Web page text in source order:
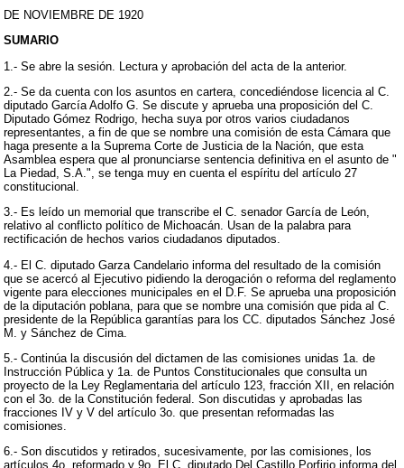
DE NOVIEMBRE DE 1920
SUMARIO
1.- Se abre la sesión. Lectura y aprobación del acta de la anterior.
2.- Se da cuenta con los asuntos en cartera, concediéndose licencia al C.
diputado García Adolfo G. Se discute y aprueba una proposición del C.
Diputado Gómez Rodrigo, hecha suya por otros varios ciudadanos
representantes, a fin de que se nombre una comisión de esta Cámara que
haga presente a la Suprema Corte de Justicia de la Nación, que esta
Asamblea espera que al pronunciarse sentencia definitiva en el asunto de "
La Piedad, S.A.", se tenga muy en cuenta el espíritu del artículo 27
constitucional.
3.- Es leído un memorial que transcribe el C. senador García de León,
relativo al conflicto político de Michoacán. Usan de la palabra para
rectificación de hechos varios ciudadanos diputados.
4.- El C. diputado Garza Candelario informa del resultado de la comisión
que se acercó al Ejecutivo pidiendo la derogación o reforma del reglamento
vigente para elecciones municipales en el D.F. Se aprueba una proposición
de la diputación poblana, para que se nombre una comisión que pida al C.
presidente de la República garantías para los CC. diputados Sánchez José
M. y Sánchez de Cima.
5.- Continúa la discusión del dictamen de las comisiones unidas 1a. de
Instrucción Pública y 1a. de Puntos Constitucionales que consulta un
proyecto de la Ley Reglamentaria del artículo 123, fracción XII, en relación
con el 3o. de la Constitución federal. Son discutidas y aprobadas las
fracciones IV y V del artículo 3o. que presentan reformadas las
comisiones.
6.- Son discutidos y retirados, sucesivamente, por las comisiones, los
artículos 4o. reformado y 9o. El C. diputado Del Castillo Porfirio informa del